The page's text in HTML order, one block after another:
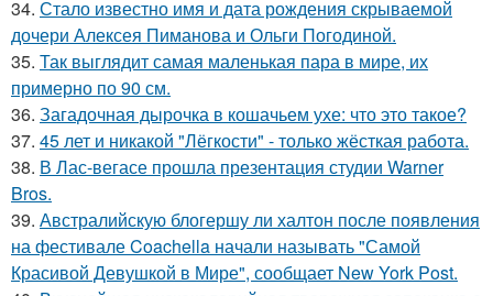
34. Стало известно имя и дата рождения скрываемой
дочери Алексея Пиманова и Ольги Погодиной.
35. Так выглядит самая маленькая пара в мире, их
примерно по 90 см.
36. Загадочная дырочка в кошачьем ухе: что это такое?
37. 45 лет и никакой "Лёгкости" - только жёсткая работа.
38. В Лас-вегасе прошла презентация студии Warner
Bros.
39. Австралийскую блогершу ли халтон после появления
на фестивале Coachella начали называть "Самой
Красивой Девушкой в Мире", сообщает New York Post.